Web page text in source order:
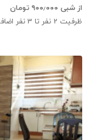
از شبی ۹۰۰٫۰۰۰ تومان
ظرفیت 2 نفر تا 3 نفر اضافه